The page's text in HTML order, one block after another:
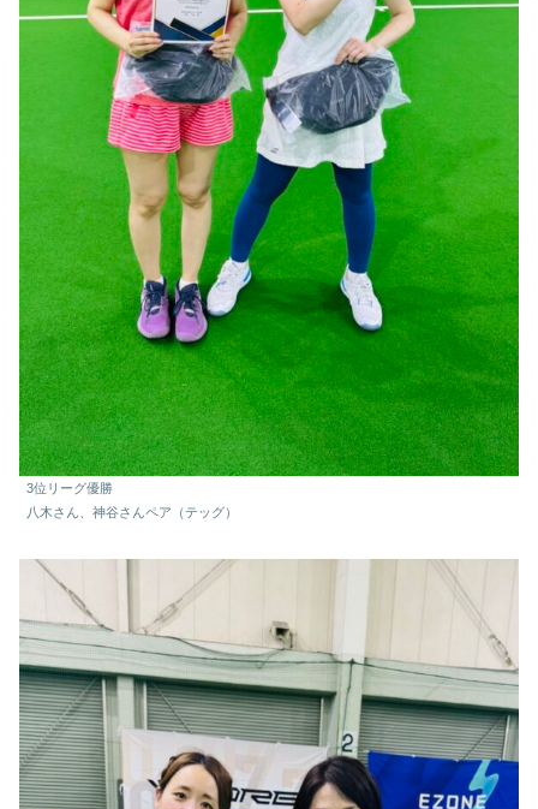
3位リーグ優勝
八木さん、神谷さんペア（テッグ）